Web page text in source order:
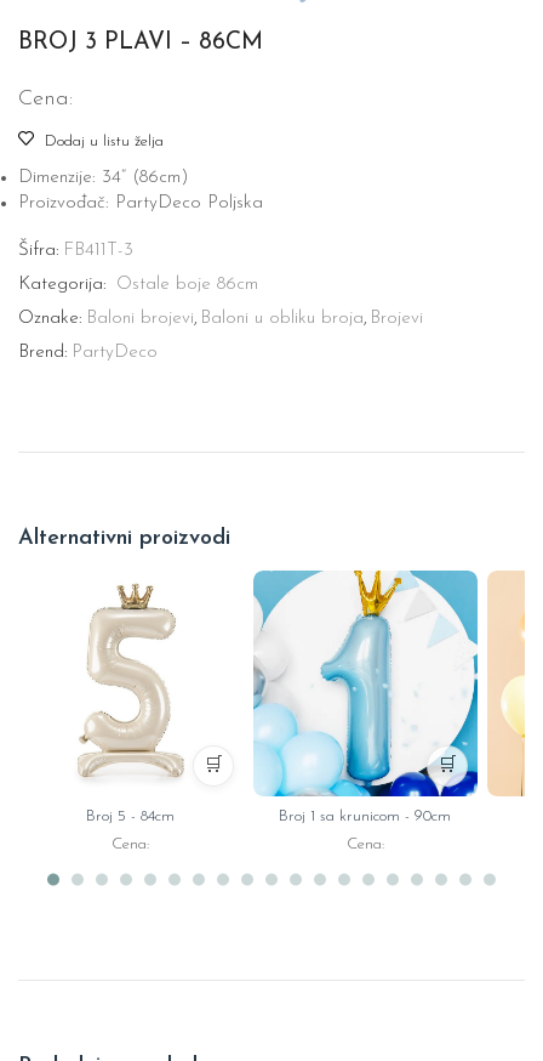
BROJ 3 PLAVI – 86CM
Cena:
Dodaj u listu želja
Dimenzije: 34“ (86cm)
Proizvođač: PartyDeco Poljska
Šifra: FB411T-3
Kategorija:
Ostale boje 86cm
Oznake: Baloni brojevi, Baloni u obliku broja, Brojevi
Brend: PartyDeco
Alternativni proizvodi
🛒
Broj 5 - 84cm
Cena:
🛒
Broj 1 sa krunicom - 90cm
Cena: